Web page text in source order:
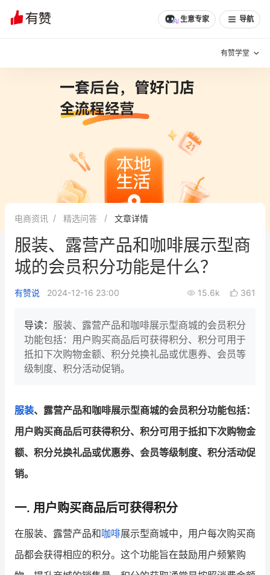
生意专家 导航
有赞学堂
增长方法
有赞专家说
新零售最佳实践
面对面聊增长
新零售大会 新零售茶会
增长产品指南
智库
行业洞察
品牌消费观 行业报告
新零售资讯
培训课程
私域课程 新零售内参
增长俱乐部
文章 问诊 分享
电商资讯 精选问答 文章详情
服装、露营产品和咖啡展示型商
城的会员积分功能是什么？
有赞说 2024-12-16 23:00 15.6k 361
导读： 服装、露营产品和咖啡展示型商城的会员积分
功能包括：用户购买商品后可获得积分、积分可用于
抵扣下次购物金额、积分兑换礼品或优惠券、会员等
级制度、积分活动促销。
服装、露营产品和咖啡展示型商城的会员积分功能包括：
用户购买商品后可获得积分、积分可用于抵扣下次购物金
额、积分兑换礼品或优惠券、会员等级制度、积分活动促
销。
一. 用户购买商品后可获得积分
在服装、露营产品和咖啡展示型商城中，用户每次购买商
品都会获得相应的积分。这个功能旨在鼓励用户频繁购